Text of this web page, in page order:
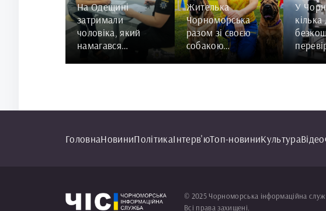
На Одещині
затримали
чоловіка, який
намагався
Жителька
Чорноморська
разом зі своєю
собакою
представить
Rally Obedience
У
кілька
зір:
ГоловнаНовиниПолітикаІнтерв'юТоп-новиниКультураВідео
© 2025 Чорноморська інформаційна
Всі права захищені.